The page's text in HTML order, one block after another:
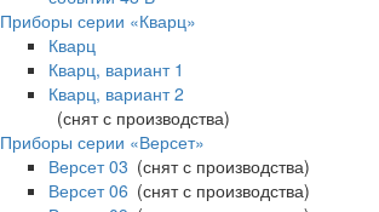
Приборы серии «Кварц»
Кварц
Кварц, вариант 1
Кварц, вариант 2
(снят с производства)
Приборы серии «Версет»
Версет 03 (снят с производства)
Версет 06 (снят с производства)